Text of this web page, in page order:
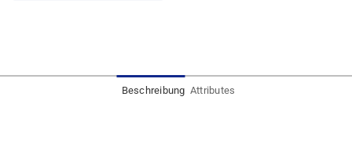
Beschreibung Attributes